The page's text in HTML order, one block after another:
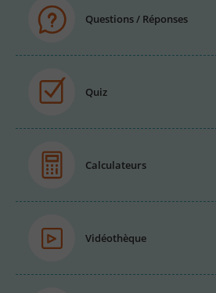
Questions / Réponses
Quiz
Calculateurs
Vidéothèque